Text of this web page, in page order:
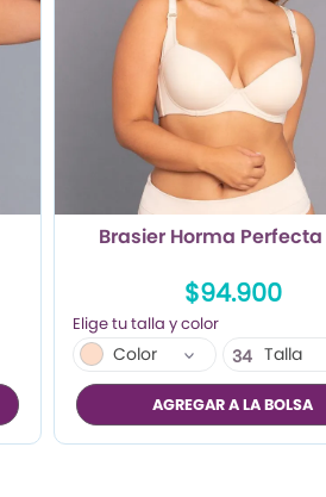
Brasier Horma Perfecta
$94.900
Color
34
36
38
Talla
AGREGAR A LA BOLSA